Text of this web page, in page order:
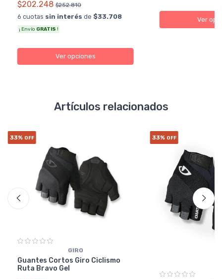
$202.248 $252.810
6 cuotas sin interés de $33.708
¡ Envío GRATIS !
Ver opciones
Ver
Artículos relacionados
33% OFF
GIRO
Guantes Cortos Giro Ciclismo
Ruta Bravo Gel
33% OFF